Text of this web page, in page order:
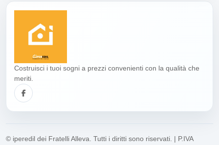
Costruisci i tuoi sogni a prezzi convenienti con la qualità che
meriti.
© iperedil dei Fratelli Alleva. Tutti i diritti sono riservati. | P.IVA